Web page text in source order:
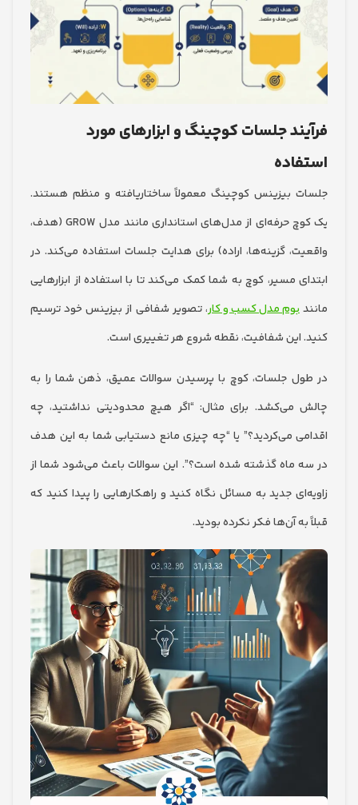
جلسات کوچینگ و ابزارهای مورد
بیزینس کوچینگ معمولاً ساختاریافته و منظم هستند.
یک کوچ حرفه‌ای از مدل‌های استانداری مانند مدل GROW (هدف،
گزینه‌ها، اراده) برای هدایت جلسات استفاده می‌کند. در
مسیر، کوچ به شما کمک می‌کند تا با استفاده از ابزارهایی
بوم مدل کسب و کار، تصویر شفافی از بیزینس خود ترسیم
این شفافیت، نقطه شروع هر تغییری است.
جلسات، کوچ با پرسیدن سوالات عمیق، ذهن شما را به
می‌کشد. برای مثال: “اگر هیچ محدودیتی نداشتید، چه
می‌کردید؟” یا “چه چیزی مانع دستیابی شما به این هدف
ماه گذشته شده است؟”. این سوالات باعث می‌شود شما از
جدید به مسائل نگاه کنید و راهکارهایی را پیدا کنید که
آن‌ها فکر نکرده بودید.